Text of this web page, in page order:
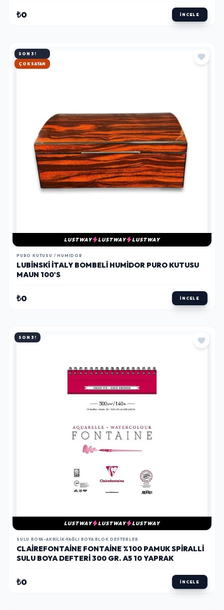
₺0 İNCELE
SON 3!
HIZLI KARGO
LUSTWAY LUSTWAY LUSTWAY
PURO KUTUSU / HUMIDOR
LUBINSKI İTALY BOMBELI HUMIDOR PURO KUTUSU
MAUN 100'S
₺0 İNCELE
SON 3!
LUSTWAY LUSTWAY LUSTWAY
SULU BOYA-AKRILIK-YAĞLI BOYA BLOK DEFTERLER
CLAIREFONTAINE FONTAINE %100 PAMUK SPIRALLI
SULU BOYA DEFTERI 300 GR. A5 10 YAPRAK
₺0 İNCELE